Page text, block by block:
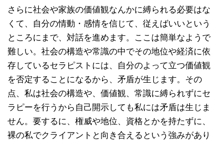
さらに社会や家族の価値観なんかに縛られる必要はな
くて、自分の情動・感情を信じて、従えばいいという
ところにまで、対話を進めます。ここは簡単なようで
難しい。社会の構造や常識の中でその地位や経済に依
存しているセラピストには、自分のよって立つ価値観
を否定することになるから、矛盾が生じます。その
点、私は社会の構造や、価値観、常識に縛られずにセ
ラピーを行うから自己開示しても私には矛盾は生じま
せん。要するに、権威や地位、資格とかを持たずに、
裸の私でクライアントと向き合えるという強みがあり